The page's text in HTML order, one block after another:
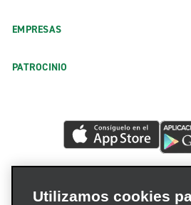
EMPRESAS
PATROCINIO
Utilizamos cookies